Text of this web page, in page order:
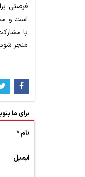
فرصتی
است و
با
منجر
برای ما
نام *
ایمیل